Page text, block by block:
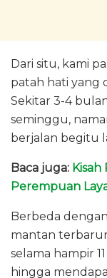
Dari situ, kami
patah hati yang
Sekitar 3-4
seminggu,
berjalan begitu
Baca juga:
Perempuan
Berbeda
mantan
selama hampir
hingga